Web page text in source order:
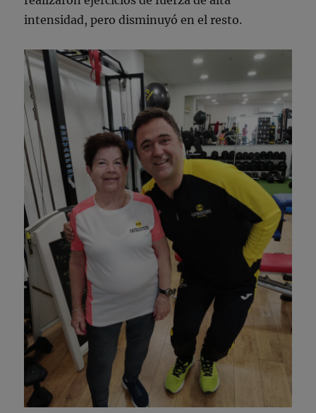
intensidad, pero disminuyó en el resto.